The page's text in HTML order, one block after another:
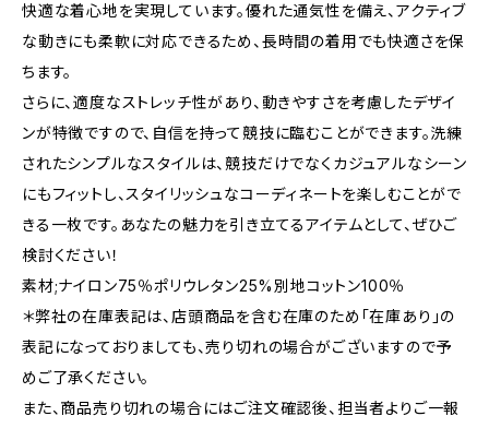
快適な着心地を実現しています。優れた通気性を備え、アクティブ
な動きにも柔軟に対応できるため、長時間の着用でも快適さを保
ちます。
さらに、適度なストレッチ性があり、動きやすさを考慮したデザイ
ンが特徴ですので、自信を持って競技に臨むことができます。洗練
されたシンプルなスタイルは、競技だけでなくカジュアルなシーン
にもフィットし、スタイリッシュなコーディネートを楽しむことがで
きる一枚です。あなたの魅力を引き立てるアイテムとして、ぜひご
検討ください！
素材;ナイロン75％ポリウレタン25%別地コットン100％
＊弊社の在庫表記は、店頭商品を含む在庫のため「在庫あり」の
表記になっておりましても、売り切れの場合がございますので予
めご了承ください。
また、商品売り切れの場合にはご注文確認後、担当者よりご一報